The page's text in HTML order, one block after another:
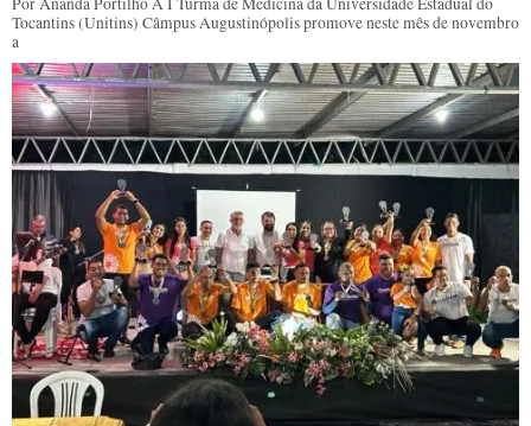
Tocantins (Unitins) Câmpus Augustinópolis promove neste mês de novembro
a